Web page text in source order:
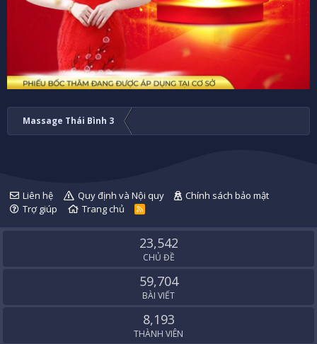
Massage Thái Bình 3
Liên hệ Quy định và Nội quy
Chính sách bảo mật
Trợ giúp
Trang chủ
R
S
23,542
CHỦ ĐỀ
59,704
BÀI VIẾT
8,193
THÀNH VIÊN